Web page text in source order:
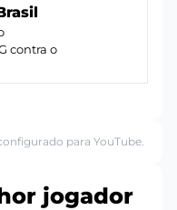
contra o
para YouTube.
jogador